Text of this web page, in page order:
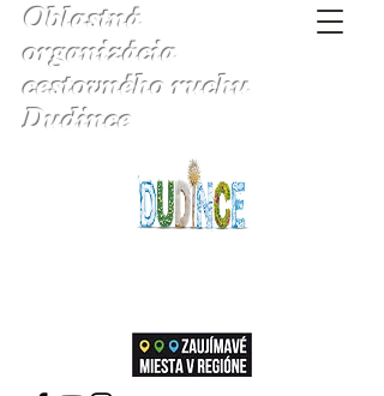
Oblastná
organizácia
cestovného ruchu
Dudince